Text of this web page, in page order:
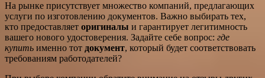
На рынке присутствует множество компаний, предлагающих
услуги по изготовлению документов. Важно выбирать тех,
кто предоставляет оригиналы и гарантирует легитимность
вашего нового удостоверения. Задайте себе вопрос: где
купить именно тот документ, который будет соответствовать
требованиям работодателей?